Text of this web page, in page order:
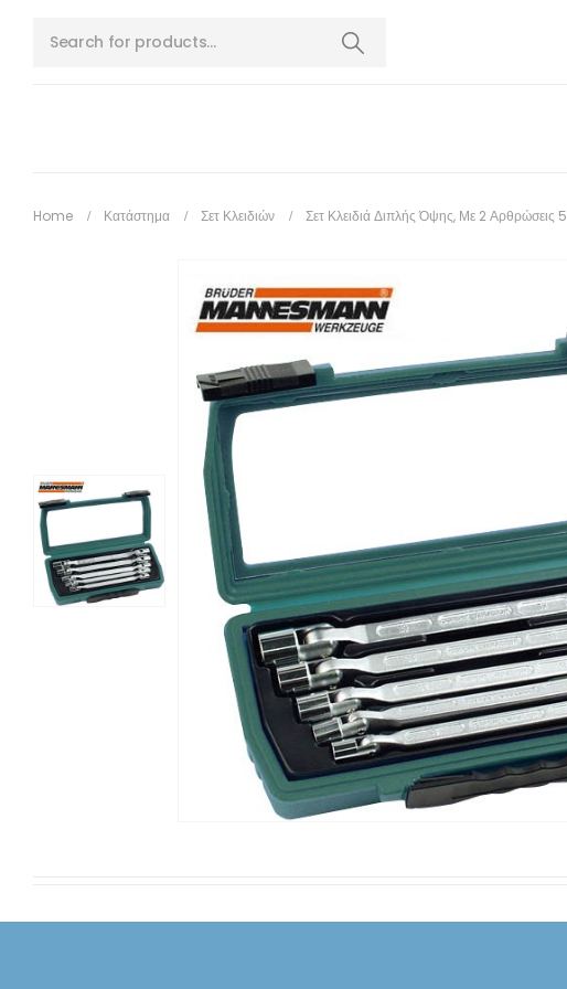
Home Κατάστημα Σετ Κλειδιών Σετ Κλειδιά Διπλής Όψης, Με 2 Αρθρώσεις